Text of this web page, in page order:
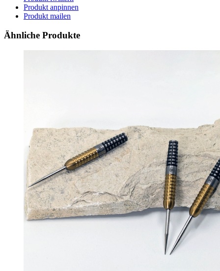
Produkt anpinnen
Produkt mailen
Ähnliche Produkte